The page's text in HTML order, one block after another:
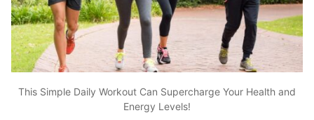
This Simple Daily Workout Can Supercharge Your Health and
Energy Levels!